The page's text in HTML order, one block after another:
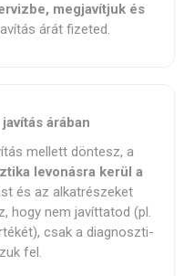
megjavítjuk és
árát fizeted.
árában
mellett döntesz, a
levonásra kerül a
és az alkatrészeket
hogy nem javíttatod (pl.
csak a diagnoszti­
fel.